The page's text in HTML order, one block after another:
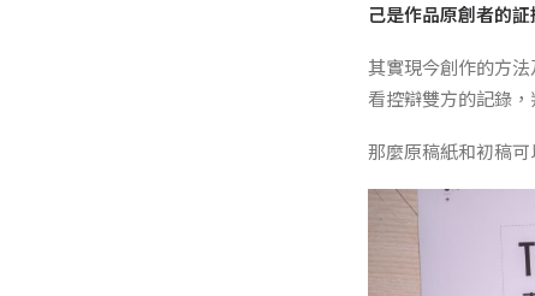
己是作品原創者的証
其實現今創作的方
看控辯雙方的記錄
那麼原稿紙和初稿